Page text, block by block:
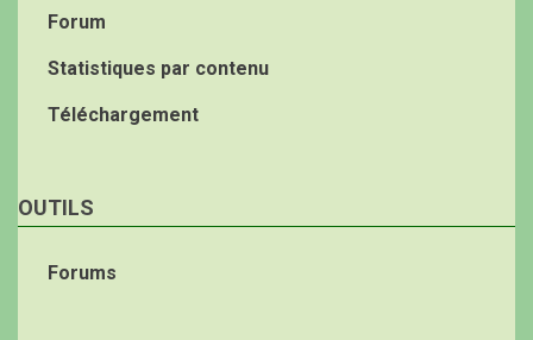
Forum
Statistiques par contenu
Téléchargement
OUTILS
Forums